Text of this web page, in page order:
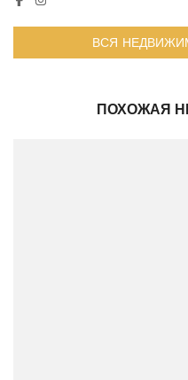
ВСЯ
ПОХОЖАЯ